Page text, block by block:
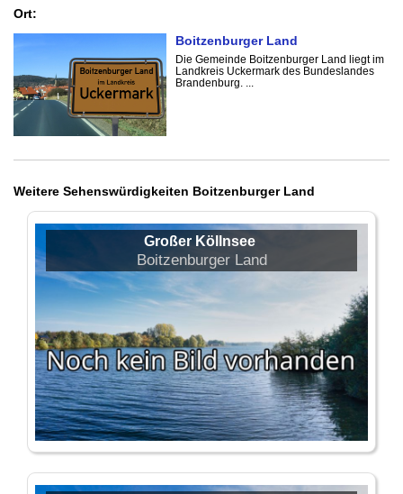
Ort:
Boitzenburger Land
Die Gemeinde Boitzenburger Land liegt im
Landkreis Uckermark des Bundeslandes
Brandenburg. ...
Weitere Sehenswürdigkeiten Boitzenburger Land
Großer Köllnsee
Boitzenburger Land